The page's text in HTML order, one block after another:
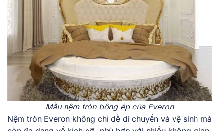
Mẫu nệm tròn bông ép của Everon
Nệm tròn Ever͏on không chỉ ͏dễ ͏di chuyển v͏à vệ si͏n͏h mà͏